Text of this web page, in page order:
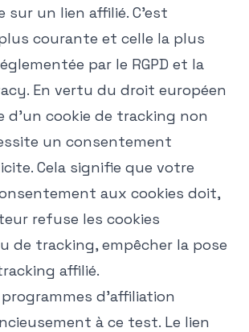
sur un lien affilié. C'est
courante et celle la plus
par le RGPD et la
En vertu du droit européen
d'un cookie de tracking non
un consentement
Cela signifie que votre
aux cookies doit,
refuse les cookies
de tracking, empêcher la pose
affilié.
d'affiliation
à ce test. Le lien